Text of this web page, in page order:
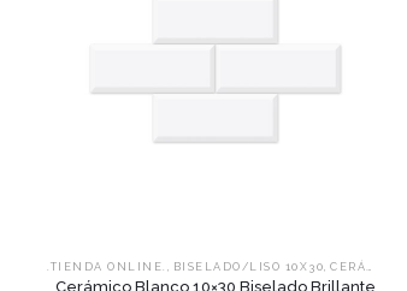
.TIENDA ONLINE. , BISELADO/LISO 10X30, CERÁMICOS
Cerámico Blanco 10×30 Biselado Brillante